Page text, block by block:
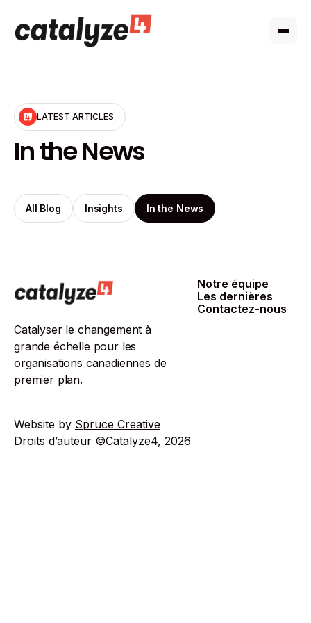
LATEST ARTICLES
In the News
All Blog Insights In the News
Catalyser le changement à
grande échelle pour les
organisations canadiennes de
premier plan.
Notre équipe
Notre équipe
Les dernières
actualités
Contactez-nous
Website by Spruce Creative
Droits d’auteur ©Catalyze4, 2026